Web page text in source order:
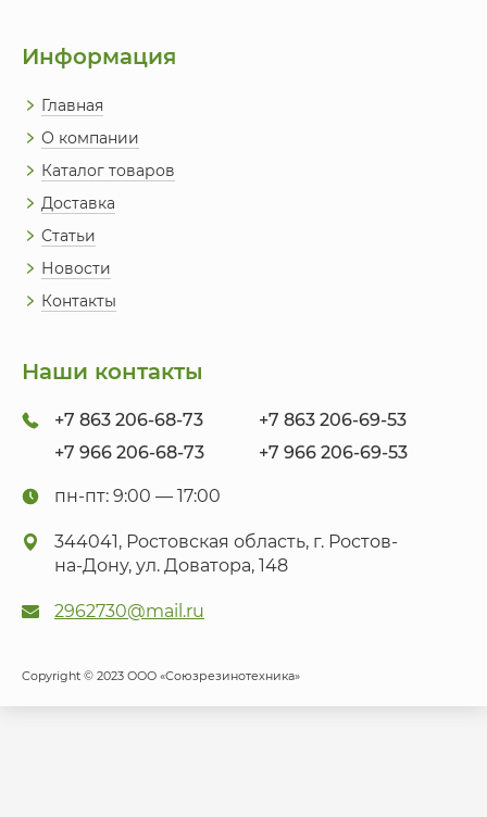
Информация
Главная
О компании
Каталог товаров
Доставка
Статьи
Новости
Контакты
Наши контакты
+7 863 206-68-73
+7 966 206-68-73
+7 863 206-69-53
+7 966 206-69-53
пн-пт: 9:00 — 17:00
344041, Ростовская область, г. Ростов-
на-Дону, ул. Доватора, 148
2962730@mail.ru
Copyright © 2023 ООО «Союзрезинотехника»